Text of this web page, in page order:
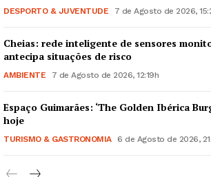
Guimarães,
DESPORTO & JUVENTUDE 7 de Agosto de 2026,
Cheias: rede inteligente de sensores
antecipa situações de risco
AMBIENTE 7 de Agosto de 2026, 12:19h
Espaço Guimarães: ‘The Golden Ibérica
hoje
TURISMO & GASTRONOMIA 6 de Agosto de 2026,